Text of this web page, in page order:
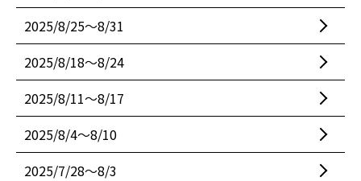
2025/8/25〜8/31
2025/8/18〜8/24
2025/8/11〜8/17
2025/8/4〜8/10
2025/7/28〜8/3